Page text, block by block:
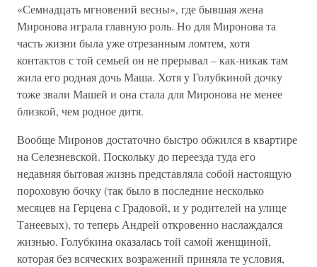
«Семнадцать мгновений весны», где бывшая жена
Миронова играла главную роль. Но для Миронова та
часть жизни была уже отрезанным ломтем, хотя
контактов с той семьей он не прерывал – как-никак там
жила его родная дочь Маша. Хотя у Голубкиной дочку
тоже звали Машей и она стала для Миронова не менее
близкой, чем родное дитя.
Вообще Миронов достаточно быстро обжился в квартире
на Селезневской. Поскольку до переезда туда его
недавняя бытовая жизнь представляла собой настоящую
пороховую бочку (так было в последние несколько
месяцев на Герцена с Градовой, и у родителей на улице
Танеевых), то теперь Андрей откровенно наслаждался
жизнью. Голубкина оказалась той самой женщиной,
которая без всяческих возражений приняла те условия,